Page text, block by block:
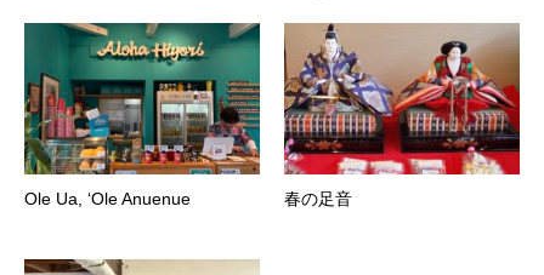
Ole Ua, ‘Ole Anuenue 春の足音